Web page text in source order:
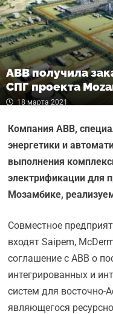
ABB получила
СПГ проекта
18 марта 2021
Компания ABB,
энергетики и
выполнения
электрификации для
Мозамбике,
Совместное
входят Saipem,
соглашение с ABB о
интегрированных и
систем для восточно-
являющегося